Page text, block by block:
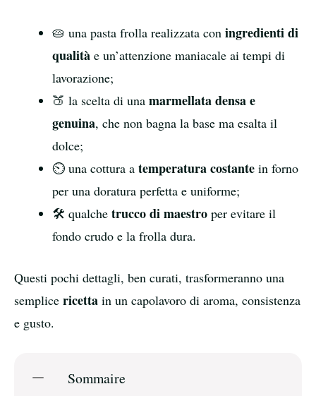
🥧 una pasta frolla realizzata con ingredienti di
qualità e un’attenzione maniacale ai tempi di
lavorazione;
🍑 la scelta di una marmellata densa e
genuina, che non bagna la base ma esalta il
dolce;
⏲️ una cottura a temperatura costante in forno
per una doratura perfetta e uniforme;
🛠️ qualche trucco di maestro per evitare il
fondo crudo e la frolla dura.
Questi pochi dettagli, ben curati, trasformeranno una
semplice ricetta in un capolavoro di aroma, consistenza
e gusto.
Sommaire